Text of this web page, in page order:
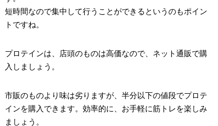
短時間なので集中して行うことができるというのもポイン
トですね。
プロテインは、店頭のものは高価なので、ネット通販で購
入しましょう。
市販のものより味は劣りますが、半分以下の値段でプロテ
インを購入できます。効率的に、お手軽に筋トレを楽しみ
ましょう。